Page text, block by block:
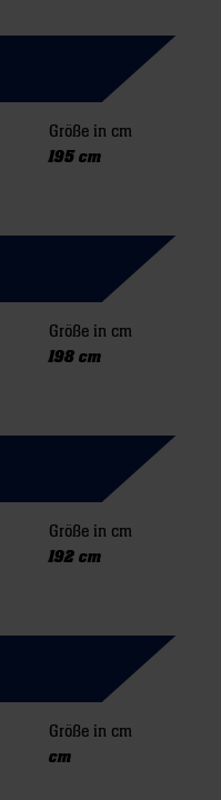
Größe in cm
195 cm
Größe in cm
198 cm
Größe in cm
192 cm
Größe in cm
cm